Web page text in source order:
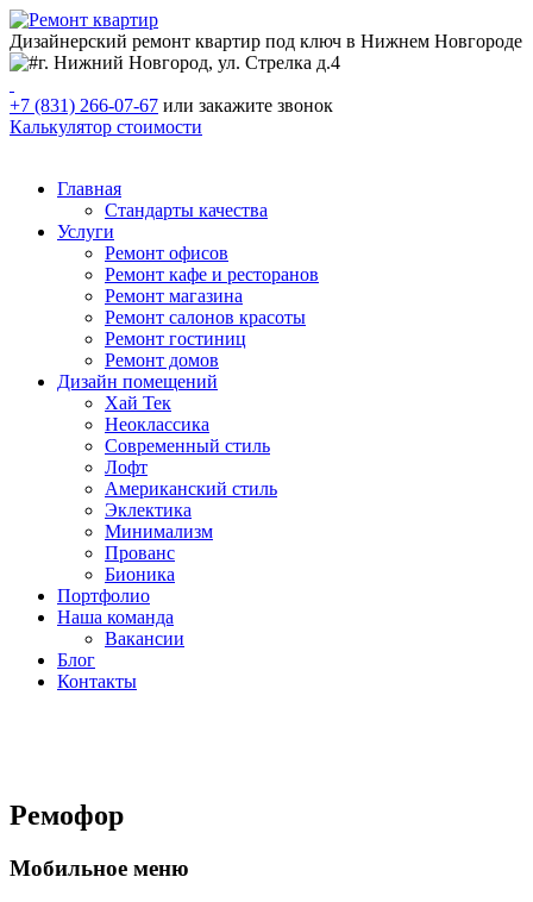
Дизайнерский ремонт квартир под ключ в Нижнем Новгороде
г. Нижний Новгород, ул. Стрелка д.4
+7 (831) 266-07-67 или закажите звонок
Калькулятор стоимости
Главная
Стандарты качества
Услуги
Ремонт офисов
Ремонт кафе и ресторанов
Ремонт магазина
Ремонт салонов красоты
Ремонт гостиниц
Ремонт домов
Дизайн помещений
Хай Тек
Неоклассика
Современный стиль
Лофт
Американский стиль
Эклектика
Минимализм
Прованс
Бионика
Портфолио
Наша команда
Вакансии
Блог
Контакты
Ремофор
Мобильное меню